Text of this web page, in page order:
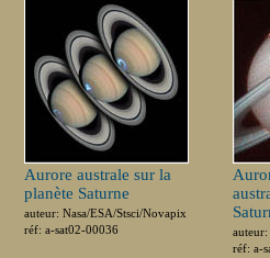
Aurore australe sur la
planète Saturne
auteur: Nasa/ESA/Stsci/Novapix
réf: a-sat02-00036
réf: a-